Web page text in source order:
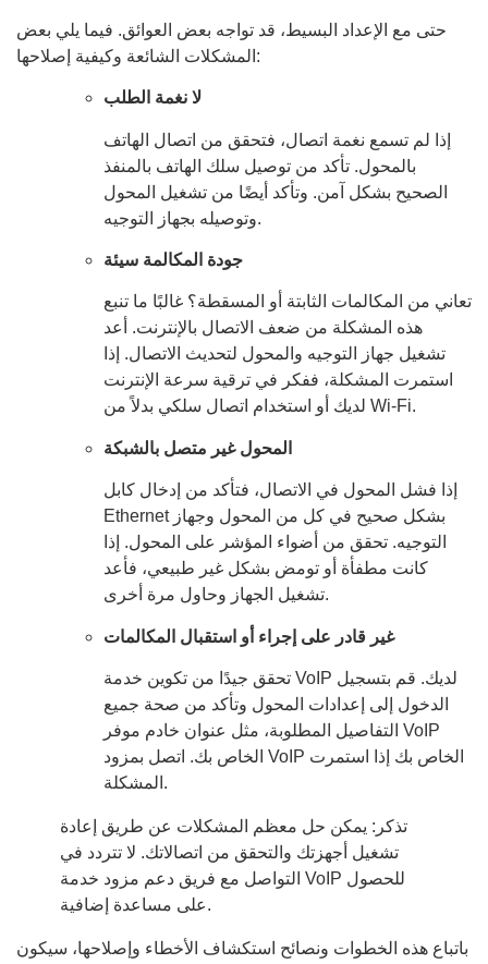
حتى مع الإعداد البسيط، قد تواجه بعض العوائق. فيما يلي بعض
المشكلات الشائعة وكيفية إصلاحها:
لا نغمة الطلب
إذا لم تسمع نغمة اتصال، فتحقق من اتصال الهاتف
بالمحول. تأكد من توصيل سلك الهاتف بالمنفذ
الصحيح بشكل آمن. وتأكد أيضًا من تشغيل المحول
وتوصيله بجهاز التوجيه.
جودة المكالمة سيئة
تعاني من المكالمات الثابتة أو المسقطة؟ غالبًا ما تنبع
هذه المشكلة من ضعف الاتصال بالإنترنت. أعد
تشغيل جهاز التوجيه والمحول لتحديث الاتصال. إذا
استمرت المشكلة، ففكر في ترقية سرعة الإنترنت
لديك أو استخدام اتصال سلكي بدلاً من Wi-Fi.
المحول غير متصل بالشبكة
إذا فشل المحول في الاتصال، فتأكد من إدخال كابل
Ethernet بشكل صحيح في كل من المحول وجهاز
التوجيه. تحقق من أضواء المؤشر على المحول. إذا
كانت مطفأة أو تومض بشكل غير طبيعي، فأعد
تشغيل الجهاز وحاول مرة أخرى.
غير قادر على إجراء أو استقبال المكالمات
تحقق جيدًا من تكوين خدمة VoIP لديك. قم بتسجيل
الدخول إلى إعدادات المحول وتأكد من صحة جميع
التفاصيل المطلوبة، مثل عنوان خادم موفر VoIP
الخاص بك. اتصل بمزود VoIP الخاص بك إذا استمرت
المشكلة.
تذكر: يمكن حل معظم المشكلات عن طريق إعادة
تشغيل أجهزتك والتحقق من اتصالاتك. لا تتردد في
التواصل مع فريق دعم مزود خدمة VoIP للحصول
على مساعدة إضافية.
باتباع هذه الخطوات ونصائح استكشاف الأخطاء وإصلاحها، سيكون